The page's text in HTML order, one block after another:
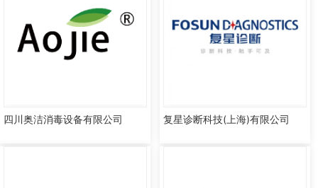
四川奥洁消毒设备有限公司 复星诊断科技(上海)有限公司